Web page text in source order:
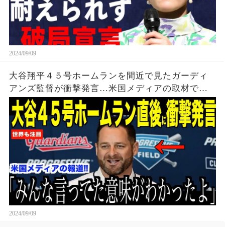
2024/09/09
大谷翔平４５号ホームランを間近で見たガーディ
アンズ監督が衝撃発言…米国メディアの取材で明
らかとなったロバーツ監督の「５０-５０」記録に
ついてが話題【海外の反応 MLBメジャー 野球】
2024/09/09